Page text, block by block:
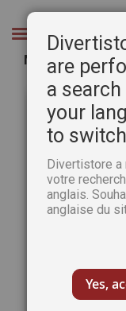
Chercher
Mandalas Style
Passer
galerie
d’images
are
a
your
to
Divertistore a
votre
anglais.
anglaise du
Yes,